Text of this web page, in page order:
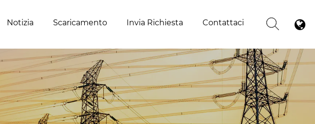
Notizia Scaricamento Invia Richiesta Contattaci